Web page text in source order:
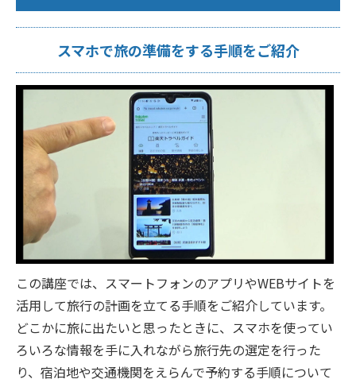
スマホで旅の準備をする手順をご紹介
この講座では、スマートフォンのアプリやWEBサイトを
活用して旅行の計画を立てる手順をご紹介しています。
どこかに旅に出たいと思ったときに、スマホを使ってい
ろいろな情報を手に入れながら旅行先の選定を行った
り、宿泊地や交通機関をえらんで予約する手順について